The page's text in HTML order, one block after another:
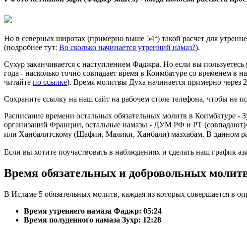
Но в северных широтах (примерно выше 54°) такой расчет для
(подробнее тут: Во сколько начинается утренний намаз?).
Сухур заканчивается с наступлением Фаджра. Но если вы
года - насколько точно совпадает время в Коимбатуре со временем в
читайте по ссылке). Время молитвы Духа начинается примерно через
Сохраните ссылку на наш сайт на рабочем столе телефона, чтобы не
Расписание времени остальных обязательных молитв в
организаций Франции, остальные намазы - ДУМ РФ и РТ
или Ханбалитскому (Шафии, Малики, Ханбали) мазхабам. В данном
Если вы хотите поучаствовать в наблюдениях и сделать наш график
Время обязательных и добровольных
В Исламе 5 обязательных молитв, каждая из которых совершается в
Время утреннего намаза Фаджр: 05:24
Время полуденного намаза Зухр: 12:28